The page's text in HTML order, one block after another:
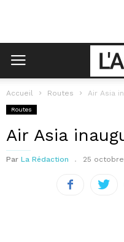
Accueil Routes Air Asia
Routes
Air Asia
Par La Rédaction 25 octobre